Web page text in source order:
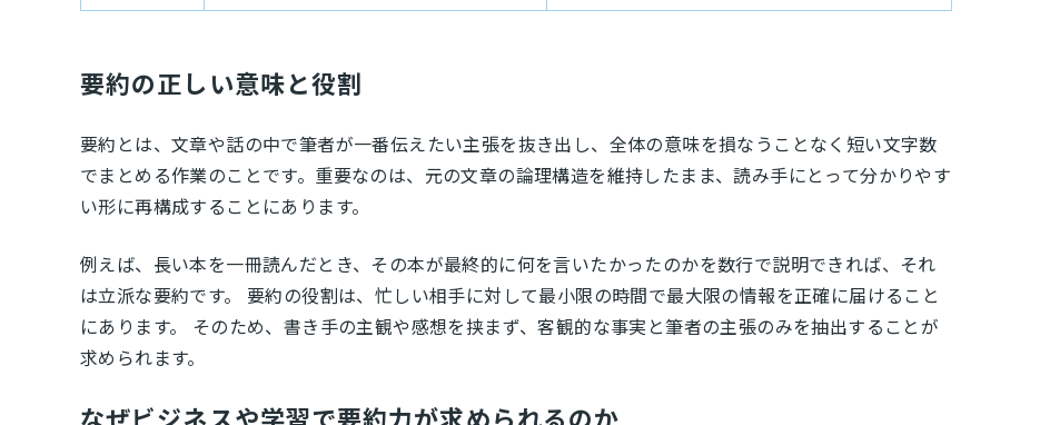
要約の正しい意味と役割
要約とは、文章や話の中で筆者が一番伝えたい主張を抜き出し、全体の意味を損なうことなく短い文字数
でまとめる作業のことです。重要なのは、元の文章の論理構造を維持したまま、読み手にとって分かりやす
い形に再構成することにあります。
例えば、長い本を一冊読んだとき、その本が最終的に何を言いたかったのかを数行で説明できれば、それ
は立派な要約です。 要約の役割は、忙しい相手に対して最小限の時間で最大限の情報を正確に届けること
にあります。 そのため、書き手の主観や感想を挟まず、客観的な事実と筆者の主張のみを抽出することが
求められます。
なぜビジネスや学習で要約力が求められるのか